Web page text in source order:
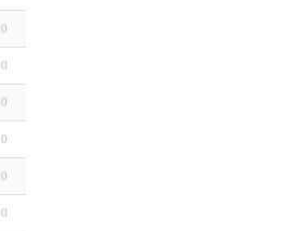
0
0
0
0
0
0